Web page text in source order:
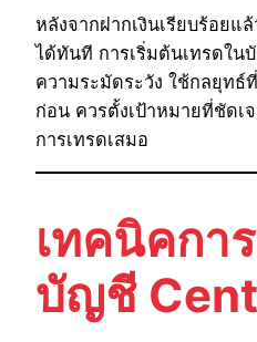
หลังจากฝากเงินเรียบร้อยแ
ได้ทันที การเริ่มต้นเทรดใน
ความระมัดระวัง ใช้กลยุท
ก่อน ควรตั้งเป้าหมายที่ชัดเ
การเทรดเสมอ
เทคนิคกา
บัญชี Cent